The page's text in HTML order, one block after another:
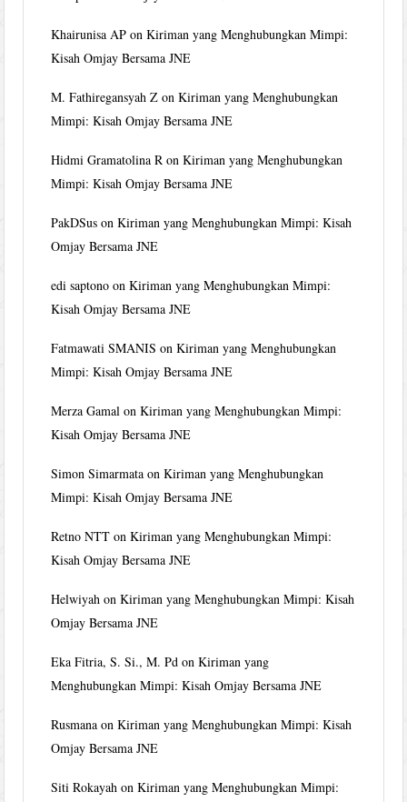
Khairunisa AP onKiriman yang Menghubungkan Mimpi:
Kisah Omjay Bersama JNE
M. Fathiregansyah Z onKiriman yang Menghubungkan
Mimpi: Kisah Omjay Bersama JNE
Hidmi Gramatolina R onKiriman yang Menghubungkan
Mimpi: Kisah Omjay Bersama JNE
PakDSus onKiriman yang Menghubungkan Mimpi: Kisah
Omjay Bersama JNE
edi saptono onKiriman yang Menghubungkan Mimpi:
Kisah Omjay Bersama JNE
Fatmawati SMANIS onKiriman yang Menghubungkan
Mimpi: Kisah Omjay Bersama JNE
Merza Gamal onKiriman yang Menghubungkan Mimpi:
Kisah Omjay Bersama JNE
Simon Simarmata onKiriman yang Menghubungkan
Mimpi: Kisah Omjay Bersama JNE
Retno NTT onKiriman yang Menghubungkan Mimpi:
Kisah Omjay Bersama JNE
Helwiyah onKiriman yang Menghubungkan Mimpi: Kisah
Omjay Bersama JNE
Eka Fitria, S. Si., M. Pd onKiriman yang
Menghubungkan Mimpi: Kisah Omjay Bersama JNE
Rusmana onKiriman yang Menghubungkan Mimpi: Kisah
Omjay Bersama JNE
Siti Rokayah onKiriman yang Menghubungkan Mimpi: